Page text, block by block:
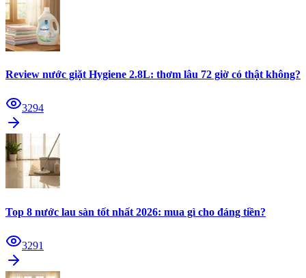
Review nước giặt Hygiene 2.8L: thơm lâu 72 giờ có thật không?
3294
Top 8 nước lau sàn tốt nhất 2026: mua gì cho đáng tiền?
3291